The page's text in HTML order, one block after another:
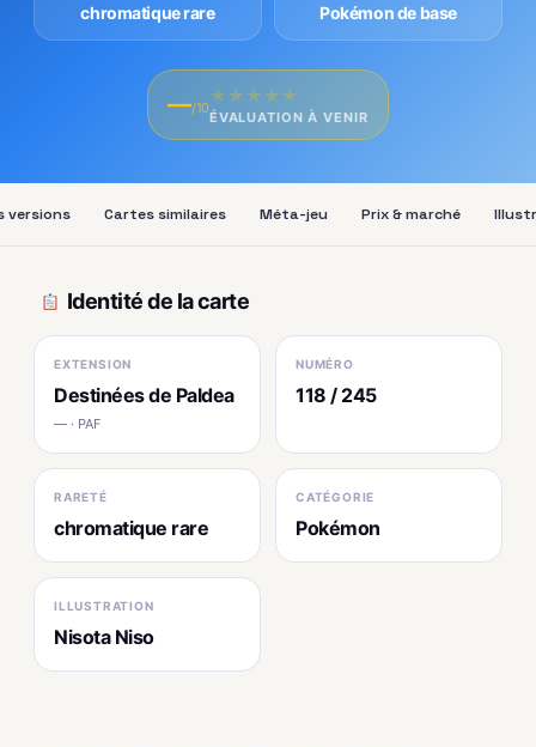
chromatique rare Pokémon de base
—/10
★ ★ ★ ★ ★
ÉVALUATION À VENIR
versions Cartes similaires Méta-jeu Prix & marché
Identité de la carte
EXTENSION
Destinées de Paldea
— · PAF
NUMÉRO
118 / 245
RARETÉ
chromatique rare
CATÉGORIE
Pokémon
ILLUSTRATION
Nisota Niso